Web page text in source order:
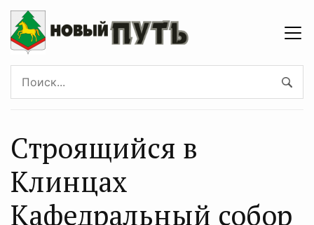
Строящийся в
Клинцах
Кафедральный собор